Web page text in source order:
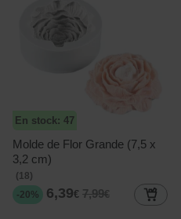
En stock: 47
Molde de Flor Grande (7,5 x
3,2 cm)
(18)
-20%
6,39€ 7,99€